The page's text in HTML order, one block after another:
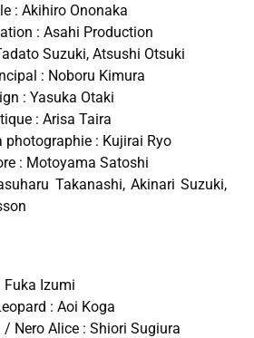
: Akihiro Ononaka
: Asahi Production
Suzuki, Atsushi Otsuki
: Noboru Kimura
: Yasuka Otaki
: Arisa Taira
photographie : Kujirai Ryo
: Motoyama Satoshi
Takanashi, Akinari Suzuki,
Fuka Izumi
: Aoi Koga
Nero Alice : Shiori Sugiura